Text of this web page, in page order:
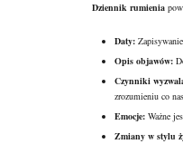
Dziennik rumienia
Daty:
Opis objawów:
Czynniki
zrozumieniu co
Emocje: Ważne
Zmiany w stylu